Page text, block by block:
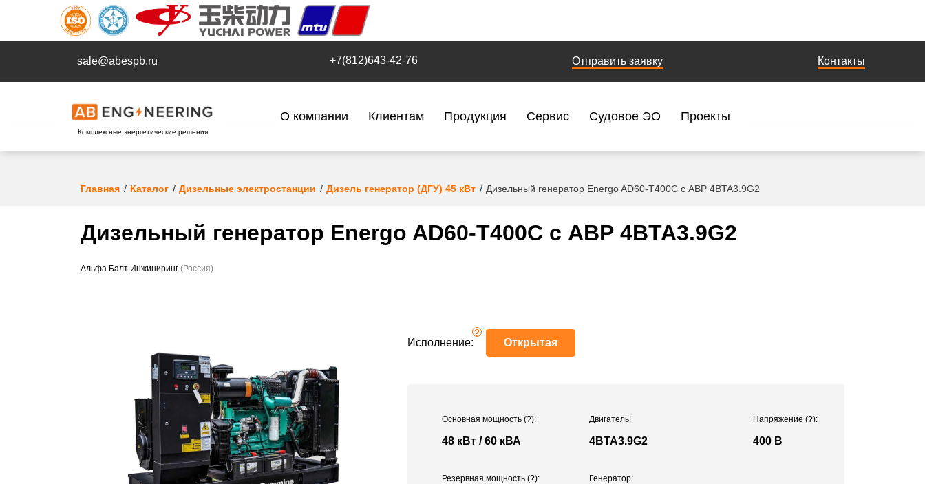
sale@abespb.ru +7(812)643-42-76 Отправить заявку Контакты
Комплексные энергетические решения
О компании Клиентам Продукция Сервис Судовое ЭО Проекты
Главная Каталог Дизельные электростанции Дизель генератор (ДГУ) 45 кВт Дизельный генератор Energo AD60-T400C с АВР 4BTA3.9G2
Дизельный генератор Energo AD60-T400C с АВР 4BTA3.9G2
Альфа Балт Инжиниринг (Россия)
Исполнение:
?
Открытая
Основная мощность (?):
48 кВт / 60 кВА
Двигатель:
4BTA3.9G2
Напряжение(?):
400 В
Резервная мощность (?): Генератор: